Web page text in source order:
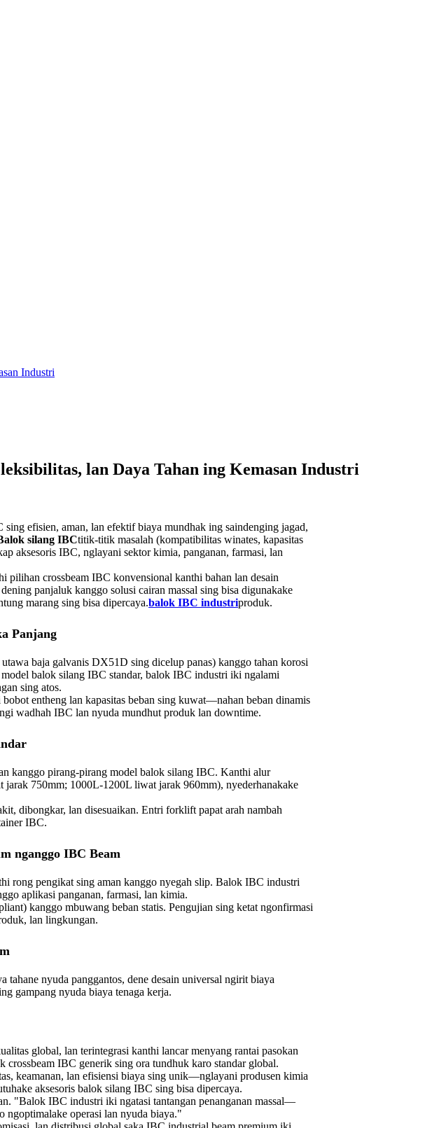
Industri
lan Daya Tahan ing Kemasan Industri
efisien, aman, lan efektif biaya mundhak ing saindenging jagad,
silang IBCtitik-titik masalah (kompatibilitas winates, kapasitas
aksesoris IBC, nglayani sektor kimia, panganan, farmasi, lan
pilihan crossbeam IBC konvensional kanthi bahan lan desain
panjaluk kanggo solusi cairan massal sing bisa digunakake
marang sing bisa dipercaya.balok IBC industriproduk.
Panjang
baja galvanis DX51D sing dicelup panas) kanggo tahan korosi
balok silang IBC standar, balok IBC industri iki ngalami
sing atos.
entheng lan kapasitas beban sing kuwat—nahan beban dinamis
wadhah IBC lan nyuda mundhut produk lan downtime.
kanggo pirang-pirang model balok silang IBC. Kanthi alur
750mm; 1000L-1200L liwat jarak 960mm), nyederhanakake
dibongkar, lan disesuaikan. Entri forklift papat arah nambah
IBC.
nganggo IBC Beam
rong pengikat sing aman kanggo nyegah slip. Balok IBC industri
aplikasi panganan, farmasi, lan kimia.
kanggo mbuwang beban statis. Pengujian sing ketat ngonfirmasi
lan lingkungan.
nyuda panggantos, dene desain universal ngirit biaya
gampang nyuda biaya tenaga kerja.
global, lan terintegrasi kanthi lancar menyang rantai pasokan
IBC generik sing ora tundhuk karo standar global.
keamanan, lan efisiensi biaya sing unik—nglayani produsen kimia
aksesoris balok silang IBC sing bisa dipercaya.
"Balok IBC industri iki ngatasi tantangan penanganan massal—
ngoptimalake operasi lan nyuda biaya."